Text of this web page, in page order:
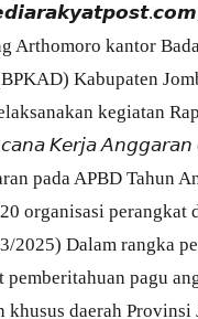
Arthomoro kantor
Kabupaten
kegiatan
𝘒𝘦𝘳𝘫𝘢 𝘈𝘯𝘨𝘨𝘢𝘳𝘢𝘯
pada APBD Tahun
organisasi perangkat
2025) Dalam rangka
pagu
khusus daerah Provinsi